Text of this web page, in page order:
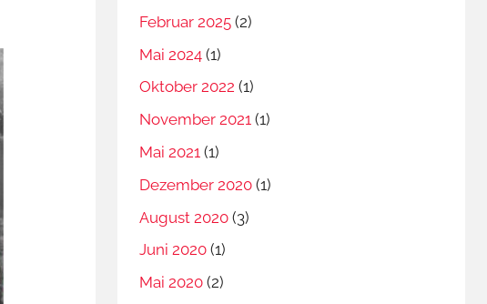
Februar 2025 (2)
Mai 2024 (1)
Oktober 2022 (1)
November 2021 (1)
Mai 2021 (1)
Dezember 2020 (1)
August 2020 (3)
Juni 2020 (1)
Mai 2020 (2)